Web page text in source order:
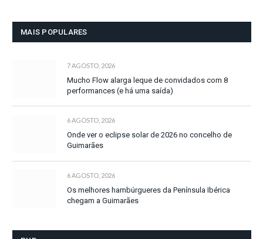
MAIS POPULARES
7 AGOSTO, 2026
Mucho Flow alarga leque de convidados com 8
performances (e há uma saída)
6 AGOSTO, 2026
Onde ver o eclipse solar de 2026 no concelho de
Guimarães
6 AGOSTO, 2026
Os melhores hambúrgueres da Península Ibérica
chegam a Guimarães